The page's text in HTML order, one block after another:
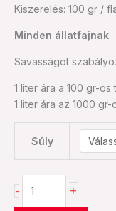
Kiszerelés: 100 gr /
Minden állatfajnak
Savasságot
1 liter ára a 100 gr-
1 liter ára az 1000
Súly
- +